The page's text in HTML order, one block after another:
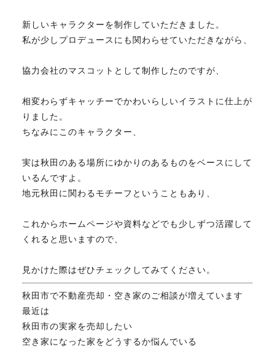
スタッフ紹介
FAX. 018-853-5781
土曜10:00－15:00（要予約）
定休日：第2第4土曜日および日曜祝祭日
無料相談、お問い合わせはこちら
新しいキャラクターを制作していただきました。
私が少しプロデュースにも関わらせていただきながら、
協力会社のマスコットとして制作したのですが、
相変わらずキャッチーでかわいらしいイラストに仕上が
りました。
ちなみにこのキャラクター、
実は秋田のある場所にゆかりのあるものをベースにして
いるんですよ。
地元秋田に関わるモチーフということもあり、
これからホームページや資料などでも少しずつ活躍して
くれると思いますので、
見かけた際はぜひチェックしてみてください。
秋田市で不動産売却・空き家のご相談が増えています
最近は
秋田市の実家を売却したい
空き家になった家をどうするか悩んでいる